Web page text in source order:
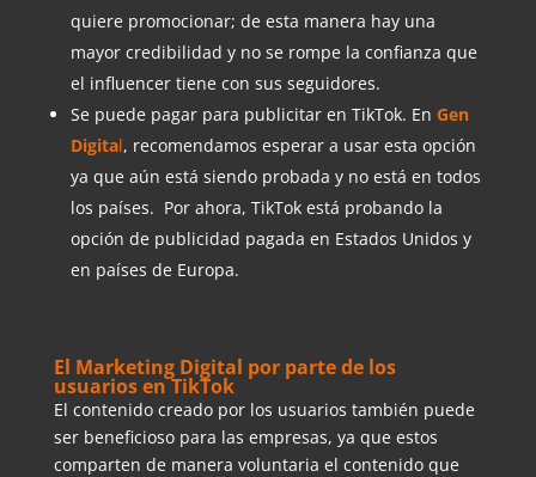
quiere promocionar; de esta manera hay una
mayor credibilidad y no se rompe la confianza que
el influencer tiene con sus seguidores.
Se puede pagar para publicitar en TikTok. En Gen
Digital, recomendamos esperar a usar esta opción
ya que aún está siendo probada y no está en todos
los países. Por ahora, TikTok está probando la
opción de publicidad pagada en Estados Unidos y
en países de Europa.
El Marketing Digital por parte de los
usuarios en TikTok
El contenido creado por los usuarios también puede
ser beneficioso para las empresas, ya que estos
comparten de manera voluntaria el contenido que